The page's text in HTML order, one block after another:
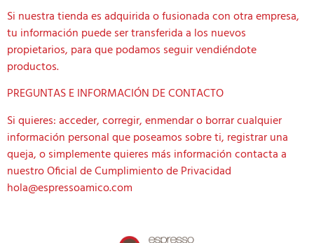
Si nuestra tienda es adquirida o fusionada con otra empresa,
tu información puede ser transferida a los nuevos
propietarios, para que podamos seguir vendiéndote
productos.
PREGUNTAS E INFORMACIÓN DE CONTACTO
Si quieres: acceder, corregir, enmendar o borrar cualquier
información personal que poseamos sobre ti, registrar una
queja, o simplemente quieres más información contacta a
nuestro Oficial de Cumplimiento de Privacidad
hola@espressoamico.com